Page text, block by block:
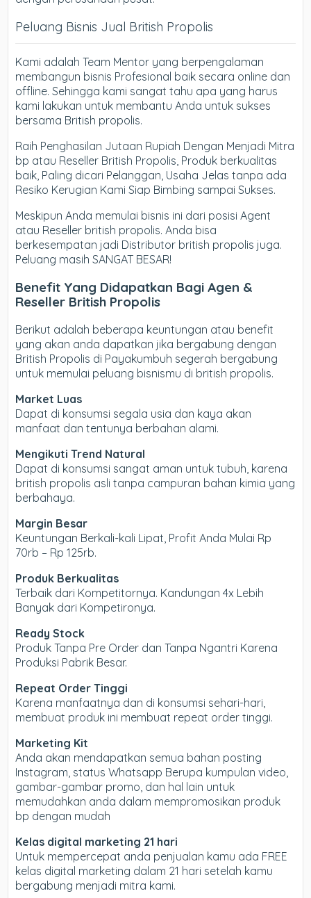
Peluang Bisnis Jual British Propolis
Kami adalah Team Mentor yang berpengalaman
membangun bisnis Profesional baik secara online dan
offline. Sehingga kami sangat tahu apa yang harus
kami lakukan untuk membantu Anda untuk sukses
bersama British propolis.
Raih Penghasilan Jutaan Rupiah Dengan Menjadi Mitra
bp atau Reseller British Propolis, Produk berkualitas
baik, Paling dicari Pelanggan, Usaha Jelas tanpa ada
Resiko Kerugian Kami Siap Bimbing sampai Sukses.
Meskipun Anda memulai bisnis ini dari posisi Agent
atau Reseller british propolis. Anda bisa
berkesempatan jadi Distributor british propolis juga.
Peluang masih SANGAT BESAR!
Benefit Yang Didapatkan Bagi Agen &
Reseller British Propolis
Berikut adalah beberapa keuntungan atau benefit
yang akan anda dapatkan jika bergabung dengan
British Propolis di Payakumbuh segerah bergabung
untuk memulai peluang bisnismu di british propolis.
Market Luas
Dapat di konsumsi segala usia dan kaya akan
manfaat dan tentunya berbahan alami.
Mengikuti Trend Natural
Dapat di konsumsi sangat aman untuk tubuh, karena
british propolis asli tanpa campuran bahan kimia yang
berbahaya.
Margin Besar
Keuntungan Berkali-kali Lipat, Profit Anda Mulai Rp
70rb – Rp 125rb.
Produk Berkualitas
Terbaik dari Kompetitornya. Kandungan 4x Lebih
Banyak dari Kompetironya.
Ready Stock
Produk Tanpa Pre Order dan Tanpa Ngantri Karena
Produksi Pabrik Besar.
Repeat Order Tinggi
Karena manfaatnya dan di konsumsi sehari-hari,
membuat produk ini membuat repeat order tinggi.
Marketing Kit
Anda akan mendapatkan semua bahan posting
Instagram, status Whatsapp Berupa kumpulan video,
gambar-gambar promo, dan hal lain untuk
memudahkan anda dalam mempromosikan produk
bp dengan mudah
Kelas digital marketing 21 hari
Untuk mempercepat anda penjualan kamu ada FREE
kelas digital marketing dalam 21 hari setelah kamu
bergabung menjadi mitra kami.